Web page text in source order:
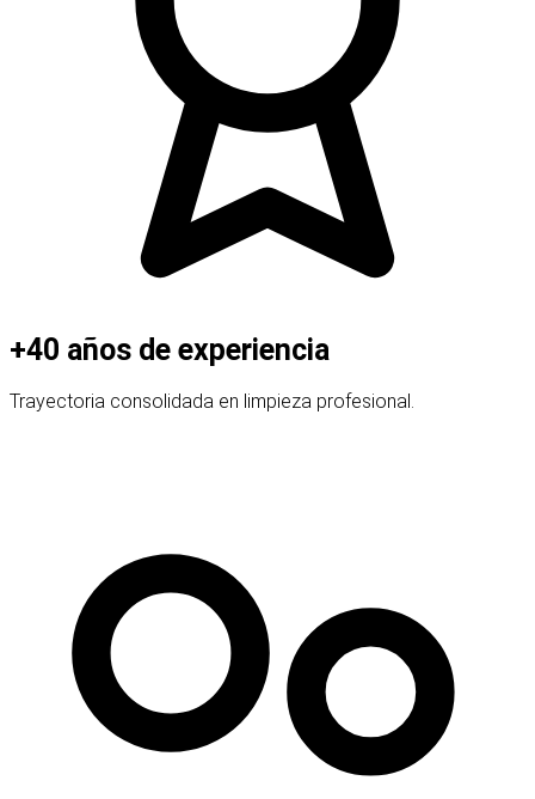
+40 años de experiencia
Trayectoria consolidada en limpieza profesional.